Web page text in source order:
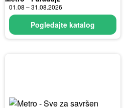
01.08 – 31.08.2026
Pogledajte katalog